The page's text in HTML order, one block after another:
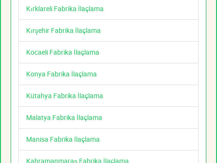
Kırklareli Fabrika İlaçlama
Kırşehir Fabrika İlaçlama
Kocaeli Fabrika İlaçlama
Konya Fabrika İlaçlama
Kütahya Fabrika İlaçlama
Malatya Fabrika İlaçlama
Manisa Fabrika İlaçlama
Kahramanmaraş Fabrika İlaçlama